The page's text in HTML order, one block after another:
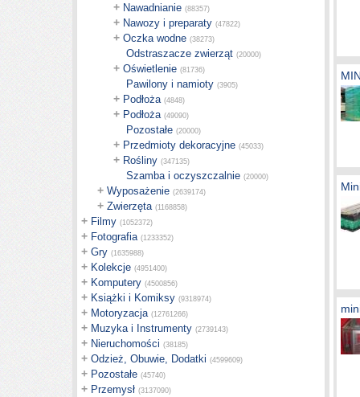
+ Nawadnianie (88357)
+ Nawozy i preparaty (47822)
+ Oczka wodne (38273)
Odstraszacze zwierząt (20000)
+ Oświetlenie (81736)
Pawilony i namioty (3905)
+ Podłoża (4848)
+ Podłoża (49090)
Pozostałe (20000)
+ Przedmioty dekoracyjne (45033)
+ Rośliny (347135)
Szamba i oczyszczalnie (20000)
+ Wyposażenie (2639174)
+ Zwierzęta (1168858)
+ Filmy (1052372)
+ Fotografia (1233352)
+ Gry (1635988)
+ Kolekcje (4951400)
+ Komputery (4500856)
+ Książki i Komiksy (9318974)
+ Motoryzacja (12761266)
+ Muzyka i Instrumenty (2739143)
+ Nieruchomości (38185)
+ Odzież, Obuwie, Dodatki (4599609)
+ Pozostałe (45740)
+ Przemysł (3137090)